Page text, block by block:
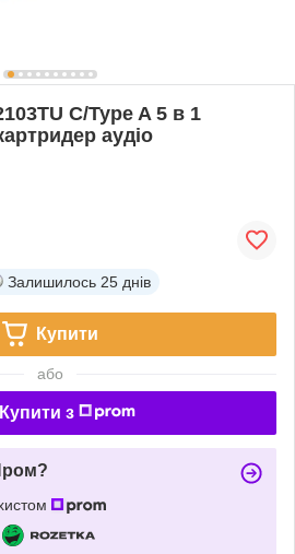
C/Type A 5 в 1
аудіо
Залишилось 25 днів
Купити
або
Купити з